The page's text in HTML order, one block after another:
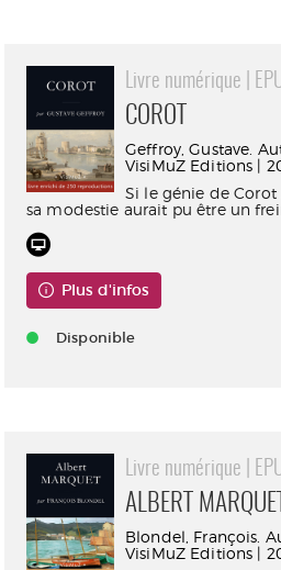
Livre numérique |
COROT
Geffroy, Gustave.
VisiMuZ Editions |
Si le génie de Corot
sa modestie aurait pu être un
Plus d'infos
Disponible
Livre numérique |
ALBERT MARQUET
Blondel, François.
VisiMuZ Editions |